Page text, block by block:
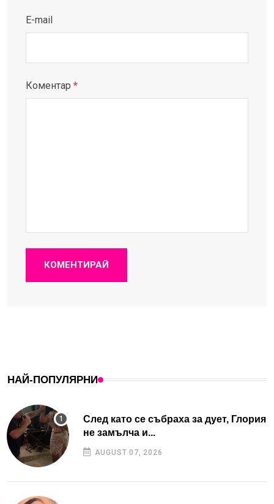
E-mail
Коментар *
КОМЕНТИРАЙ
НАЙ-ПОПУЛЯРНИ
След като се събраха за дует, Глория
не замълча и...
AUGUST 07, 2026